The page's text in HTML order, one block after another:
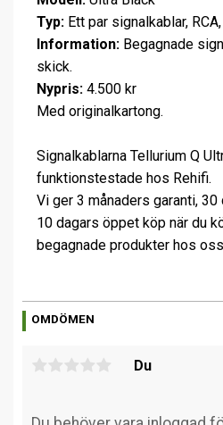
Typ: Ett par signalkablar,
Information: Begagnade
skick.
Nypris: 4.500 kr
Med originalkartong.
Signalkablarna Tellurium Q
funktionstestade hos Rehifi.
Vi ger 3 månaders garanti,
10 dagars öppet köp när du
begagnade produkter hos
OMDÖMEN
Du